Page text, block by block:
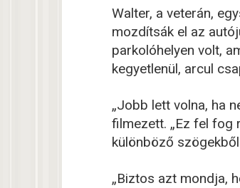
Walter, a veterán,
mozdítsák el az
parkolóhelyen volt,
kegyetlenül, arcul
„Jobb lett volna, ha
filmezett. „Ez fel fog
különböző
„Biztos azt mondja,